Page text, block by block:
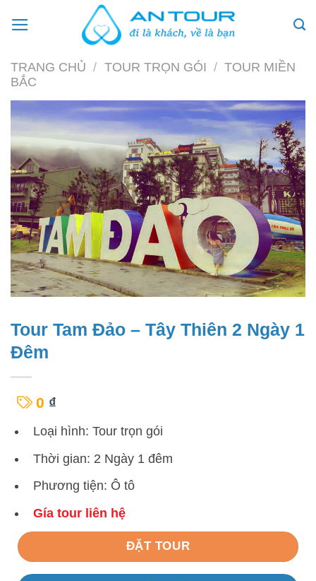
TRANG CHỦ / TOUR TRỌN GÓI / TOUR MIỀN
BẮC
Tour Tam Đảo – Tây Thiên 2 Ngày 1
Đêm
0 ₫
Loại hình: Tour trọn gói
Thời gian: 2 Ngày 1 đêm
Phương tiện: Ô tô
Gía tour liên hệ
ĐẶT TOUR